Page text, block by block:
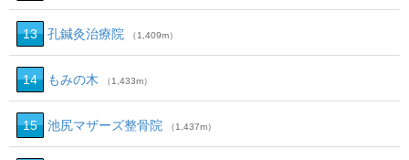
13 孔鍼灸治療院 （1,409m）
14 もみの木 （1,433m）
15 池尻マザーズ整骨院 （1,437m）